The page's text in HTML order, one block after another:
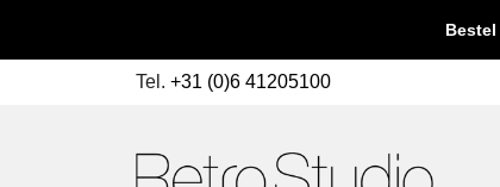
Tel. +31 (0)6 41205100